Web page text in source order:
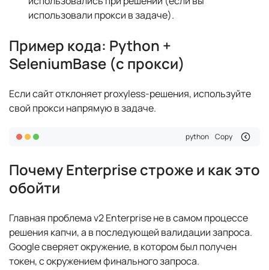
использовали прокси в задаче).
Пример кода: Python +
SeleniumBase (с прокси)
Если сайт отклоняет proxyless-решения, используйте
свой прокси напрямую в задаче.
python Copy
Почему Enterprise строже и как это
обойти
Главная проблема v2 Enterprise не в самом процессе
решения капчи, а в последующей валидации запроса.
Google сверяет окружение, в котором был получен
токен, с окружением финального запроса.